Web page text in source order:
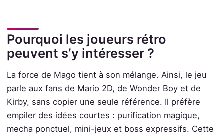
Pourquoi les joueurs rétro
peuvent s’y intéresser ?
La force de Mago tient à son mélange. Ainsi, le jeu
parle aux fans de Mario 2D, de Wonder Boy et de
Kirby, sans copier une seule référence. Il préfère
empiler des idées courtes : purification magique,
mecha ponctuel, mini-jeux et boss expressifs. Cette